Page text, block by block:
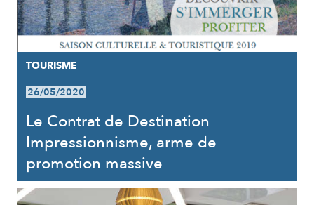
TOURISME
26/05/2020
Le Contrat de Destination
Impressionnisme, arme de
promotion massive